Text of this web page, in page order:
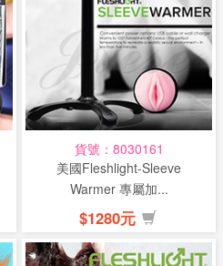
貨號：8030161
美國Fleshlight-Sleeve
Warmer 專屬加...
$1280元